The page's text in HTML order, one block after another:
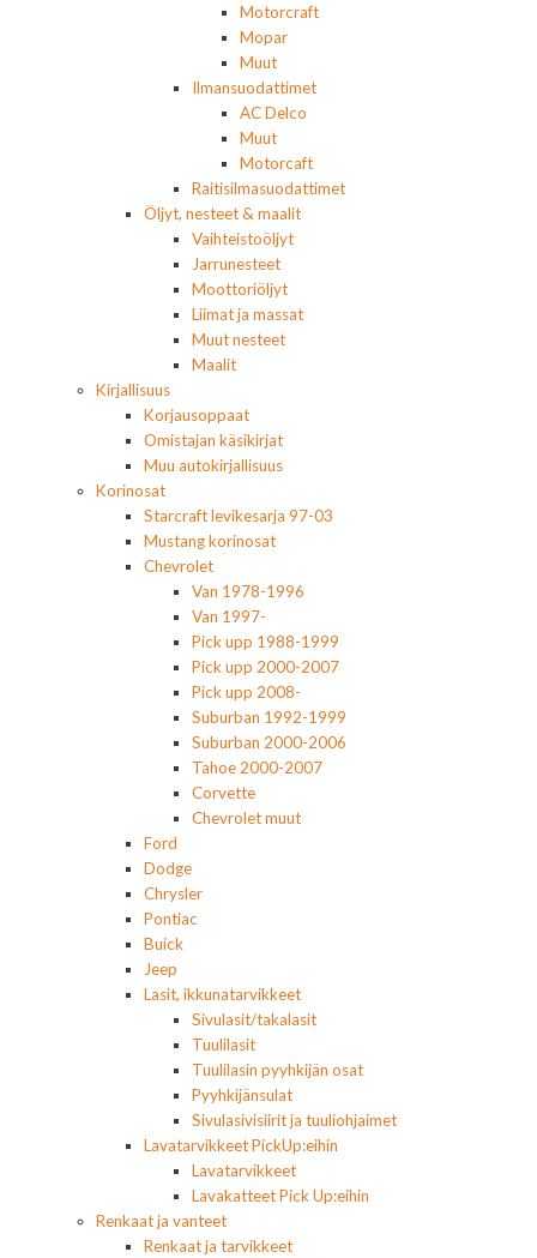
Motorcraft
Mopar
Muut
Ilmansuodattimet
AC Delco
Muut
Motorcaft
Raitisilmasuodattimet
Öljyt, nesteet & maalit
Vaihteistoöljyt
Jarrunesteet
Moottoriöljyt
Liimat ja massat
Muut nesteet
Maalit
Kirjallisuus
Korjausoppaat
Omistajan käsikirjat
Muu autokirjallisuus
Korinosat
Starcraft levikesarja 97-03
Mustang korinosat
Chevrolet
Van 1978-1996
Van 1997-
Pick upp 1988-1999
Pick upp 2000-2007
Pick upp 2008-
Suburban 1992-1999
Suburban 2000-2006
Tahoe 2000-2007
Corvette
Chevrolet muut
Ford
Dodge
Chrysler
Pontiac
Buick
Jeep
Lasit, ikkunatarvikkeet
Sivulasit/takalasit
Tuulilasit
Tuulilasin pyyhkijän osat
Pyyhkijänsulat
Sivulasivisiirit ja tuuliohjaimet
Lavatarvikkeet PickUp:eihin
Lavatarvikkeet
Lavakatteet Pick Up:eihin
Renkaat ja vanteet
Renkaat ja tarvikkeet